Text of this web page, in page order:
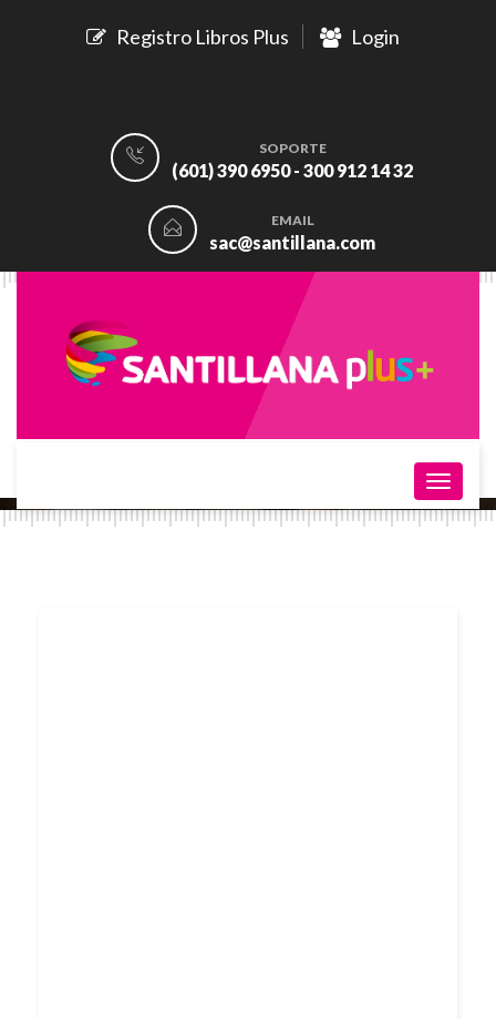
Registro Libros Plus Login
SOPORTE
(601) 390 6950 - 300 912 14 32
EMAIL
sac@santillana.com